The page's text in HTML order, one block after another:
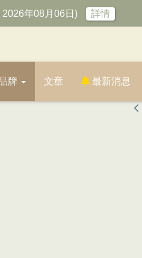
年08月06日) 詳情
牌 文章 最新消息